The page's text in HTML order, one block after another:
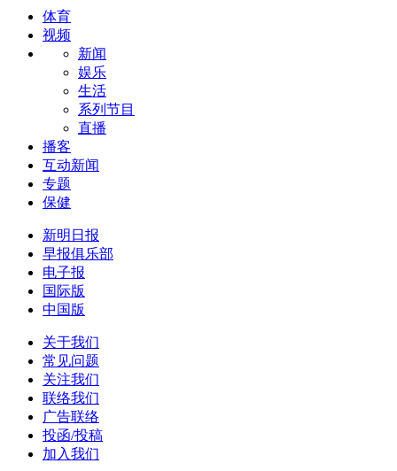
体育
视频
新闻
娱乐
生活
系列节目
直播
播客
互动新闻
专题
保健
新明日报
早报俱乐部
电子报
国际版
中国版
关于我们
常见问题
关注我们
联络我们
广告联络
投函/投稿
加入我们